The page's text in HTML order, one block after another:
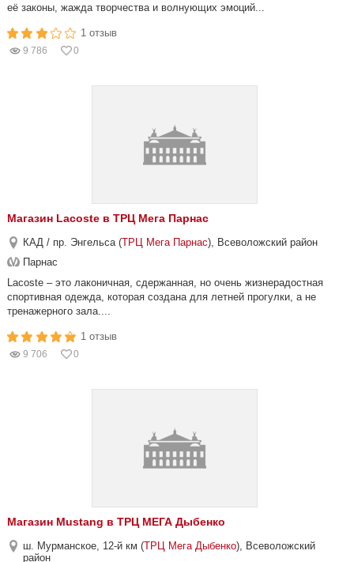
её законы, жажда творчества и волнующих эмоций...
1 отзыв
9 786 0
Магазин Lacoste в ТРЦ Мега Парнас
КАД / пр. Энгельса (ТРЦ Мега Парнас), Всеволожский район
Парнас
Lacoste – это лаконичная, сдержанная, но очень жизнерадостная
спортивная одежда, которая создана для летней прогулки, а не
тренажерного зала....
1 отзыв
9 706 0
Магазин Mustang в ТРЦ МЕГА Дыбенко
ш. Мурманское, 12-й км (ТРЦ Мега Дыбенко), Всеволожский
район